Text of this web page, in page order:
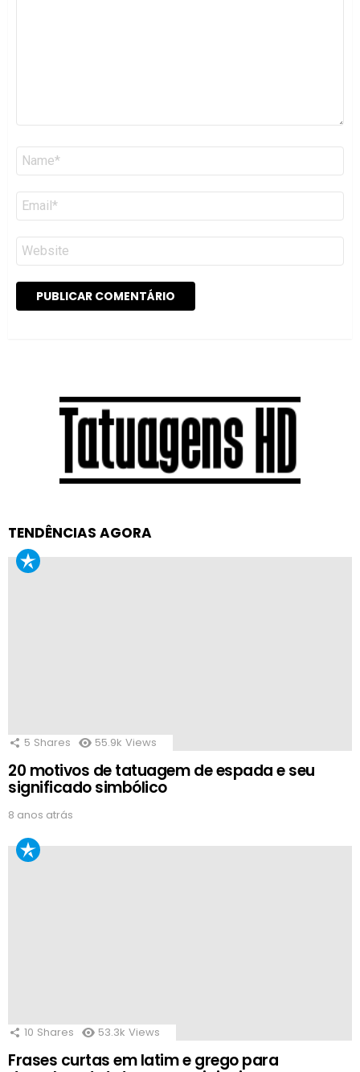
Nome
Email
Site
TENDÊNCIAS AGORA
5 Shares 55.9k Views
20 motivos de tatuagem de espada e seu
significado simbólico
8 anos atrás
10 Shares 53.3k Views
Frases curtas em latim e grego para